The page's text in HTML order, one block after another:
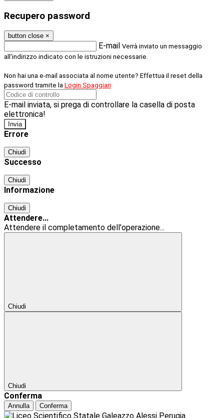
Recupero password
button close ×
E-mail Verrà inviato un messaggio
all'indirizzo indicato con le istruzioni necessarie.
Non hai una e-mail associata al nome utente? Effettua il reset della
password tramite la Login Spaggiari
E-mail inviata, si prega di controllare la casella di posta
elettronica!
Errore
Chiudi
Successo
Chiudi
Informazione
Chiudi
Attendere...
Attendere il completamento dell'operazione...
Chiudi
Chiudi
Conferma
Annulla Conferma